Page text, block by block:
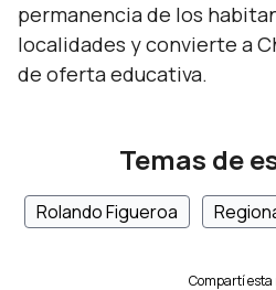
permanencia de los
localidades y convierte a
de oferta educativa.
Temas de
Rolando Figueroa
Compartí esta